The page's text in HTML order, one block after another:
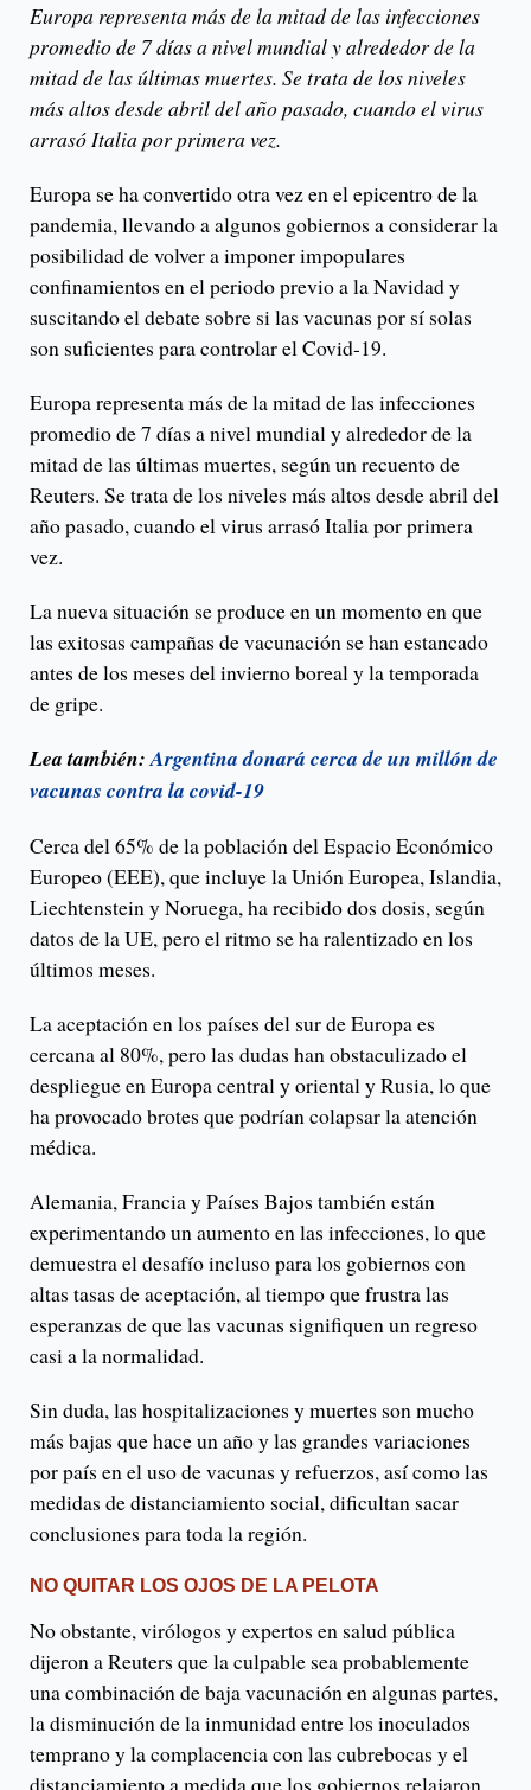
Europa representa más de la mitad de las infecciones
promedio de 7 días a nivel mundial y alrededor de la
mitad de las últimas muertes. Se trata de los niveles
más altos desde abril del año pasado, cuando el virus
arrasó Italia por primera vez.
Europa se ha convertido otra vez en el epicentro de la
pandemia, llevando a algunos gobiernos a considerar la
posibilidad de volver a imponer impopulares
confinamientos en el periodo previo a la Navidad y
suscitando el debate sobre si las vacunas por sí solas
son suficientes para controlar el Covid-19.
Europa representa más de la mitad de las infecciones
promedio de 7 días a nivel mundial y alrededor de la
mitad de las últimas muertes, según un recuento de
Reuters. Se trata de los niveles más altos desde abril del
año pasado, cuando el virus arrasó Italia por primera
vez.
La nueva situación se produce en un momento en que
las exitosas campañas de vacunación se han estancado
antes de los meses del invierno boreal y la temporada
de gripe.
Lea también:Argentina donará cerca de un millón de
vacunas contra la covid-19
Cerca del 65% de la población del Espacio Económico
Europeo (EEE), que incluye la Unión Europea, Islandia,
Liechtenstein y Noruega, ha recibido dos dosis, según
datos de la UE, pero el ritmo se ha ralentizado en los
últimos meses.
La aceptación en los países del sur de Europa es
cercana al 80%, pero las dudas han obstaculizado el
despliegue en Europa central y oriental y Rusia, lo que
ha provocado brotes que podrían colapsar la atención
médica.
Alemania, Francia y Países Bajos también están
experimentando un aumento en las infecciones, lo que
demuestra el desafío incluso para los gobiernos con
altas tasas de aceptación, al tiempo que frustra las
esperanzas de que las vacunas signifiquen un regreso
casi a la normalidad.
Sin duda, las hospitalizaciones y muertes son mucho
más bajas que hace un año y las grandes variaciones
por país en el uso de vacunas y refuerzos, así como las
medidas de distanciamiento social, dificultan sacar
conclusiones para toda la región.
NO QUITAR LOS OJOS DE LA PELOTA
No obstante, virólogos y expertos en salud pública
dijeron a Reuters que la culpable sea probablemente
una combinación de baja vacunación en algunas partes,
la disminución de la inmunidad entre los inoculados
temprano y la complacencia con las cubrebocas y el
distanciamiento a medida que los gobiernos relajaron